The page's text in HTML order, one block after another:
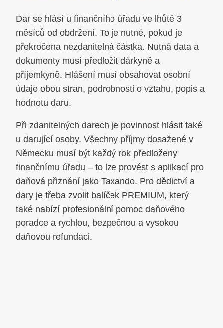
Dar se hlásí u finančního úřadu ve lhůtě 3
měsíců od obdržení. To je nutné, pokud je
překročena nezdanitelná částka. Nutná data a
dokumenty musí předložit dárkyně a
příjemkyně. Hlášení musí obsahovat osobní
údaje obou stran, podrobnosti o vztahu, popis a
hodnotu daru.
Při zdanitelných darech je povinnost hlásit také
u darující osoby. Všechny příjmy dosažené v
Německu musí být každý rok předloženy
finančnímu úřadu – to lze provést s aplikací pro
daňová přiznání jako Taxando. Pro dědictví a
dary je třeba zvolit balíček PREMIUM, který
také nabízí profesionální pomoc daňového
poradce a rychlou, bezpečnou a vysokou
daňovou refundaci.